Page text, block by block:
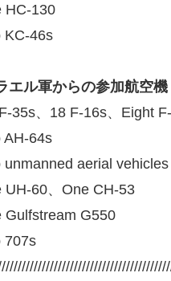
HC-130
KC-46s
エル軍からの参加航空機
35s、18 F-16s、Eight
AH-64s
unmanned aerial vehicles
UH-60、One CH-53
Gulfstream G550
707s